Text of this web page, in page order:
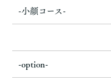
-小顔コース-
-option-